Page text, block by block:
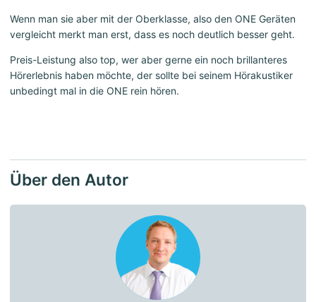
Wenn man sie aber mit der Oberklasse, also den ONE Geräten
vergleicht merkt man erst, dass es noch deutlich besser geht.
Preis-Leistung also top, wer aber gerne ein noch brillanteres
Hörerlebnis haben möchte, der sollte bei seinem Hörakustiker
unbedingt mal in die ONE rein hören.
Über den Autor